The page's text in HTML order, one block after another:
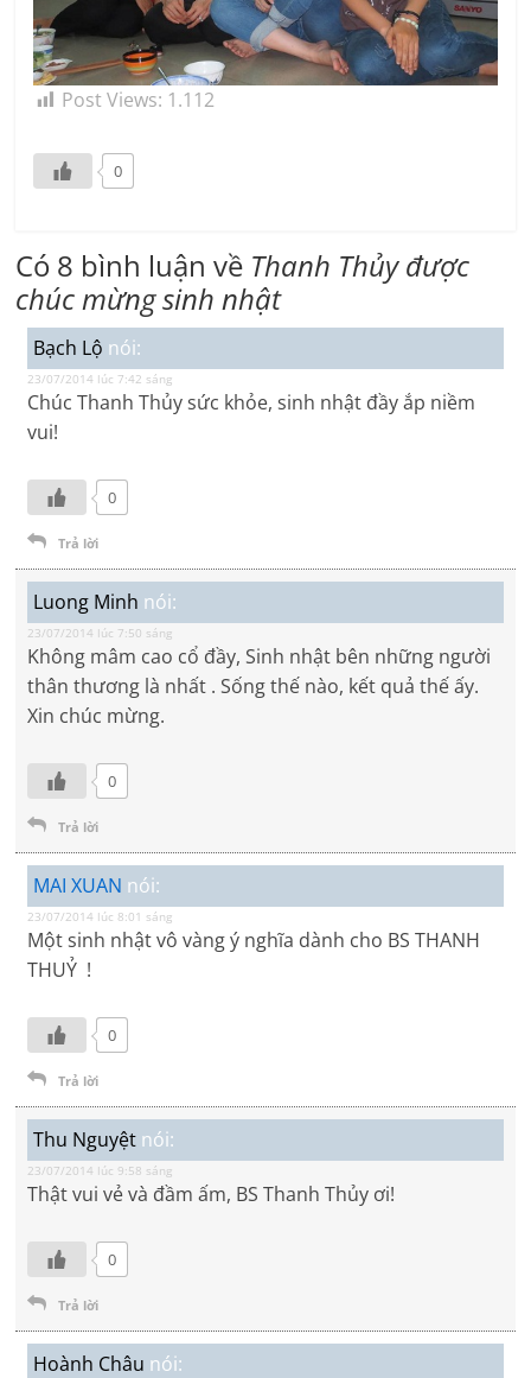
Post Views: 1.112
0
Có 8 bình luận về Thanh Thủy được
chúc mừng sinh nhật
Bạch Lộ nói:
23/07/2014 lúc 7:42 sáng
Chúc Thanh Thủy sức khỏe, sinh nhật đầy ắp niềm
vui!
0
Trả lời
Luong Minh nói:
23/07/2014 lúc 7:50 sáng
Không mâm cao cổ đầy, Sinh nhật bên những người
thân thương là nhất . Sống thế nào, kết quả thế ấy.
Xin chúc mừng.
0
Trả lời
MAI XUAN nói:
23/07/2014 lúc 8:01 sáng
Một sinh nhật vô vàng ý nghĩa dành cho BS THANH
THUỶ !
0
Trả lời
Thu Nguyệt nói:
23/07/2014 lúc 9:58 sáng
Thật vui vẻ và đầm ấm, BS Thanh Thủy ơi!
0
Trả lời
Hoành Châu nói: